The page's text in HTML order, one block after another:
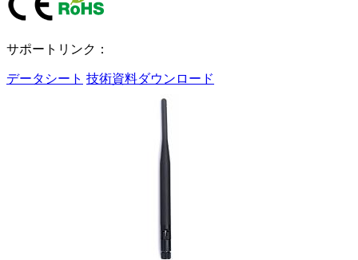
サポートリンク：
データシート 技術資料ダウンロード